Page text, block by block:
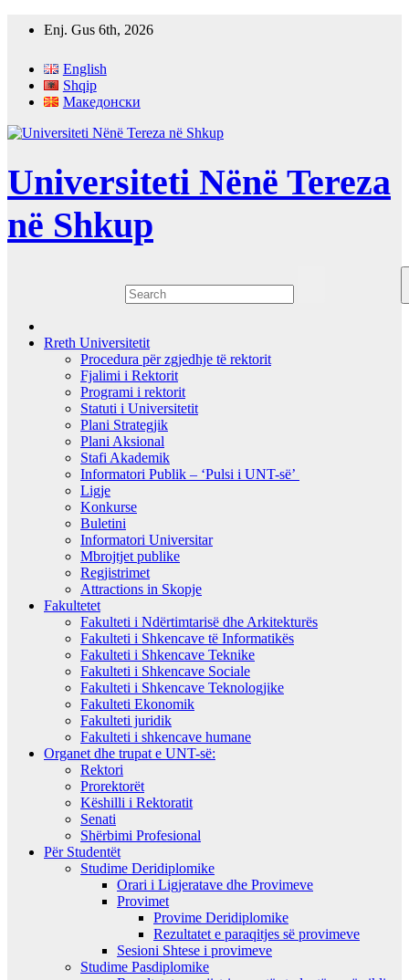
Enj. Gus 6th, 2026
English
Shqip
Македонски
Universiteti Nënë Tereza
në Shkup
Rreth Universitetit
Procedura për zgjedhje të rektorit
Fjalimi i Rektorit
Programi i rektorit
Statuti i Universitetit
Plani Strategjik
Plani Aksional
Stafi Akademik
Informatori Publik – ‘Pulsi i UNT-së’
Ligje
Konkurse
Buletini
Informatori Universitar
Mbrojtjet publike
Regjistrimet
Attractions in Skopje
Fakultetet
Fakulteti i Ndërtimtarisë dhe Arkitekturës
Fakulteti i Shkencave të Informatikës
Fakulteti i Shkencave Teknike
Fakulteti i Shkencave Sociale
Fakulteti i Shkencave Teknologjike
Fakulteti Ekonomik
Fakulteti juridik
Fakulteti i shkencave humane
Organet dhe trupat e UNT-së:
Rektori
Prorektorët
Këshilli i Rektoratit
Senati
Shërbimi Profesional
Për Studentët
Studime Deridiplomike
Orari i Ligjeratave dhe Provimeve
Provimet
Provime Deridiplomike
Rezultatet e paraqitjes së provimeve
Sesioni Shtese i provimeve
Studime Pasdiplomike